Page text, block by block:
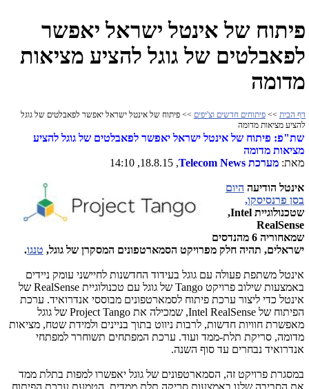
פיתוח של אינטל ישראל יאפשר
לפאבלטים של גוגל להציע מציאות
מדומה
דף הבית >> פיתוחים חדשים וצ'יפים >> פיתוח של אינטל ישראל יאפשר לפאבלטים של גוגל
להציע מציאות מדומה
שת"פ: פיתוח של אינטל ישראל יאפשר לפאבלטים של גוגל להציע
מציאות מדומה
מאת: מערכת Telecom News
, 18.8.15, 14:10
אינטל הודיעה היום
בסן פרנסיסקו,
שטכנולוגיית ,Intel
RealSense
שמאחוריה 6 מהנדסים
ישראלים, תהיה חלק מפרויקט הסמארטפונים המסקרן של גוגל, טנגו.
אינטל משתפת פעולה עם גוגל בעידוד החדשנות לחיישני עומק ניידים
באמצעות שילוב פרויקט Tango של גוגל עם טכנולוגיית RealSense של
אינטל כדי ליצור ערכת פיתוח לסמארטפונים מבוססי אנדרואיד. ערכת
הפיתוח של Intel RealSense, שמכילה את Project Tango של גוגל
מאפשרת חוויות חדשות, לרבות ניווט בתוך בניינים ולמידת שטח, מציאות
מדומה, סריקת תלת-ממד ועוד. ערכת המפתחים תשוחרר למפתחי
אנדרואיד נבחרים עד סוף השנה.
במסגרת פרויקט זה, הסמארטפונים של גוגל יאפשרו למפות בתלת ממד
את הסביבה שלנו באמצעות סריקה תלת ממדית. הטמעת ערכת הפיתוח